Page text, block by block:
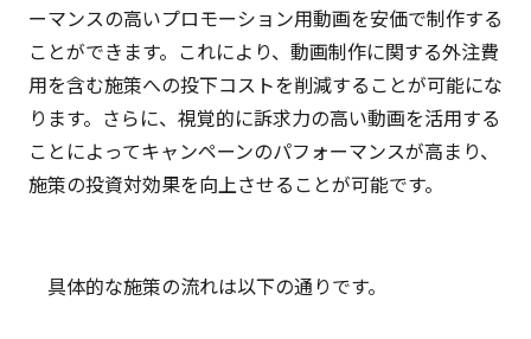
ーマンスの高いプロモーション用動画を安価で制作する
ことができます。これにより、動画制作に関する外注費
用を含む施策への投下コストを削減することが可能にな
ります。さらに、視覚的に訴求力の高い動画を活用する
ことによってキャンペーンのパフォーマンスが高まり、
施策の投資対効果を向上させることが可能です。
具体的な施策の流れは以下の通りです。